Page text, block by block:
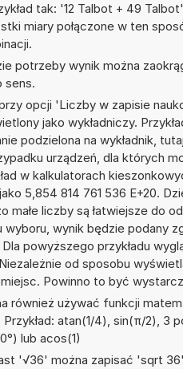
tak: '12 Talbot + 49
miary połączone w ten
potrzeby wynik można
sens.
opcji 'Liczby w zapisie
jako wykładniczy.
podzielona na wykładnik,
urządzeń, dla których
w kalkulatorach
5,854 814 761 536 E+20.
małe liczby są łatwiejsze do
wyboru, wynik będzie podany
powyższego przykładu
od sposobu
Powinno to być
również używać funkcji
Przykład: atan(1/4), sin(π/2), 3
lub acos(1)
'√36' można zapisać 'sqrt